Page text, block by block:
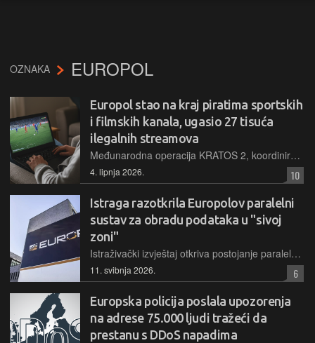
OZNAKA EUROPOL
Europol stao na kraj piratima sportskih
i filmskih kanala, ugasio 27 tisuća
ilegalnih streamova
Međunarodna operacija KRATOS 2, koordinirana iz Bugarske uz podršku Europola, rezultirala je uhićenjem 29 osoba i uklanjanjem više tisuća ilegalnih linkova za prijenos sportskih i filmskih kanala
4. lipnja 2026. 10
Istraga razotkrila Europolov paralelni
sustav za obradu podataka u "sivoj
zoni"
Istraživački izvještaj otkriva postojanje paralelnog informatičkog sustava u kojem je Europol godinama, bez adekvatnog nadzora i zaštite, obrađivao petabajte osjetljivih podataka građana EU-a
11. svibnja 2026. 6
Europska policija poslala upozorenja
na adrese 75.000 ljudi tražeći da
prestanu s DDoS napadima